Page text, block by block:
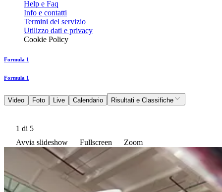
Help e Faq
Info e contatti
Termini del servizio
Utilizzo dati e privacy
Cookie Policy
Formula 1
Formula 1
Video Foto Live Calendario Risultati e Classifiche
1 di 5
Avvia slideshow
Fullscreen Zoom